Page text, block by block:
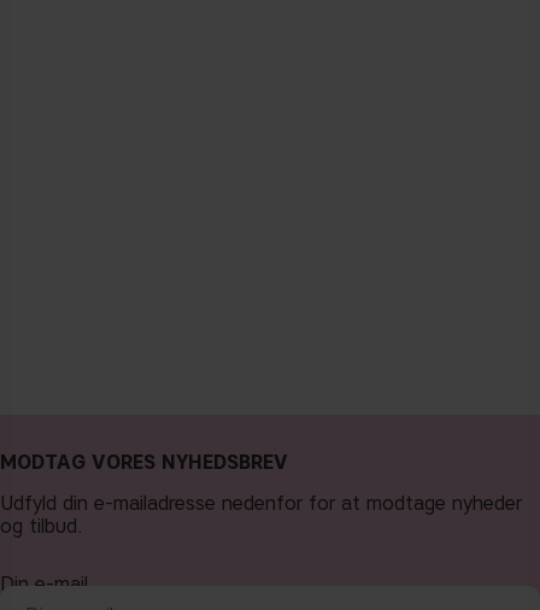
MODTAG VORES NYHEDSBREV
Udfyld din e-mailadresse nedenfor for at modtage nyheder
og tilbud.
Din e-mail